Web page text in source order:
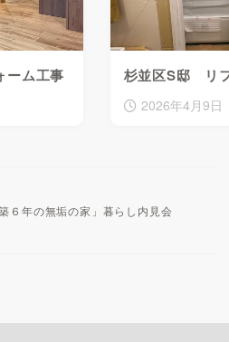
ム工事 杉並区S邸 リ
2026年4月9日
築６年の無垢の家」暮らし内見会